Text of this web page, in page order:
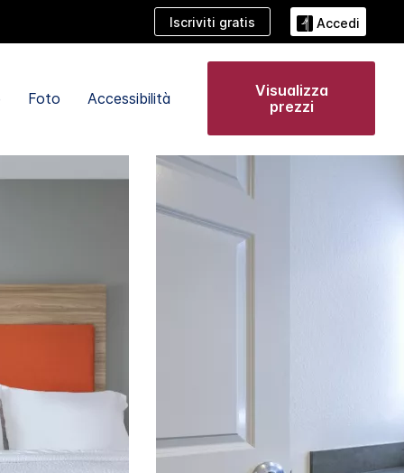
Iscriviti gratis Accedi
Foto Accessibilità
Visualizza
prezzi